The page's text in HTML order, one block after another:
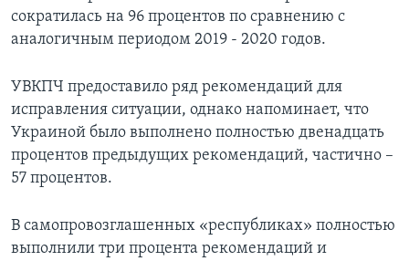
сократилась на 96 процентов по сравнению с
аналогичным периодом 2019 - 2020 годов.
УВКПЧ предоставило ряд рекомендаций для
исправления ситуации, однако напоминает, что
Украиной было выполнено полностью двенадцать
процентов предыдущих рекомендаций, частично –
57 процентов.
В самопровозглашенных «республиках» полностью
выполнили три процента рекомендаций и